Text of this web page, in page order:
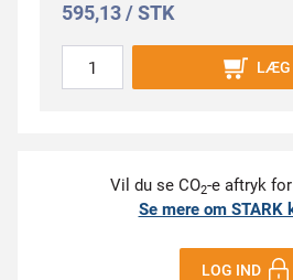
595,13 / STK
LÆG
Vil du se CO2-e aftryk
Se mere om STARK
LOG IND